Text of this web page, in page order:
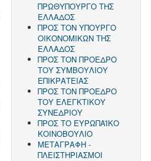
ΠΡΩΘΥΠΟΥΡΓΟ ΤΗΣ
ΕΛΛΑΔΟΣ
ΠΡΟΣ TΟΝ ΥΠΟΥΡΓΟ
ΟΙΚΟΝΟΜΙΚΩΝ ΤΗΣ
ΕΛΛΑΔΟΣ
ΠΡΟΣ ΤΟΝ ΠΡΟΕΔΡΟ
ΤΟΥ ΣΥΜΒΟΥΛΙΟΥ
ΕΠΙΚΡΑΤΕΙΑΣ
ΠΡΟΣ ΤΟΝ ΠΡΟΕΔΡΟ
ΤΟΥ ΕΛΕΓΚΤΙΚΟΥ
ΣΥΝΕΔΡΙΟΥ
ΠΡΟΣ ΤΟ ΕΥΡΩΠΑΪΚΟ
ΚΟΙΝΟΒΟΥΛΙΟ
ΜΕΤΑΓΡΑΦΗ -
ΠΛΕΙΣΤΗΡΙΑΣΜΟΙ